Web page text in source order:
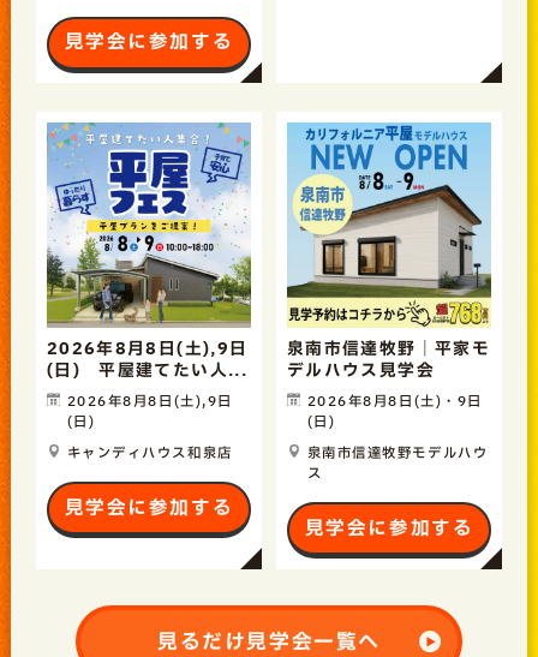
見学会に参加する
2026年8月8日(土),9日
(日) 平屋建てたい人...
2026年8月8日(土),9日
(日)
キャンディハウス和泉店
見学会に参加する
泉南市信達牧野｜平家モ
デルハウス見学会
2026年8月8日(土)・9日
(日)
泉南市信達牧野モデルハウ
ス
見学会に参加する
見るだけ見学会一覧へ